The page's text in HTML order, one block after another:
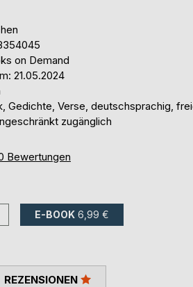
on Demand
21.05.2024
Gedichte, Verse, deutschsprachig,
zugänglich
Bewertungen
E-BOOK 6,99 €
REZENSIONEN